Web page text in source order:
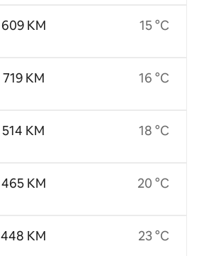
609 KM
719 KM
514 KM
465 KM
448 KM
15 °C
16 °C
18 °C
20 °C
23 °C